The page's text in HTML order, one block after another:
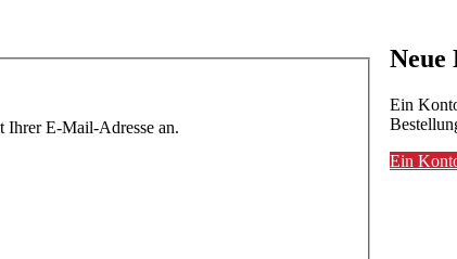
Ihrer E-Mail-Adresse an.
Neue
Ein
Ein